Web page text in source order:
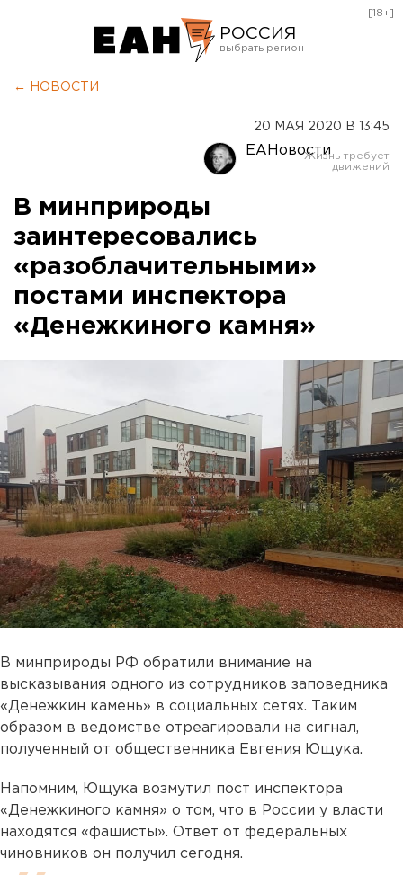
РОССИЯ
Оренбург
[18+]
← НОВОСТИ
20 МАЯ 2020 В 13:45
ЕАНовости
В минприроды
заинтересовались
«разоблачительными»
постами инспектора
«Денежкиного камня»
В минприроды РФ обратили внимание на
высказывания одного из сотрудников заповедника
«Денежкин камень» в социальных сетях. Таким
образом в ведомстве отреагировали на сигнал,
полученный от общественника Евгения Ющука.
Напомним, Ющука возмутил пост инспектора
«Денежкиного камня» о том, что в России у власти
находятся «фашисты». Ответ от федеральных
чиновников он получил сегодня.